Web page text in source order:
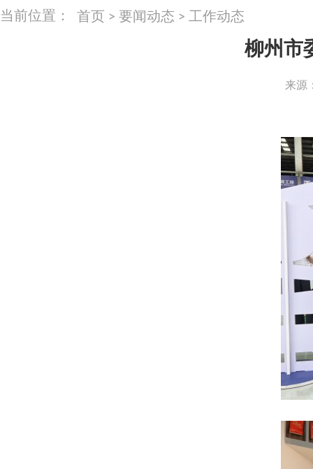
当前位置： 首页 > 要闻动态 > 工作动态
柳州市
来源